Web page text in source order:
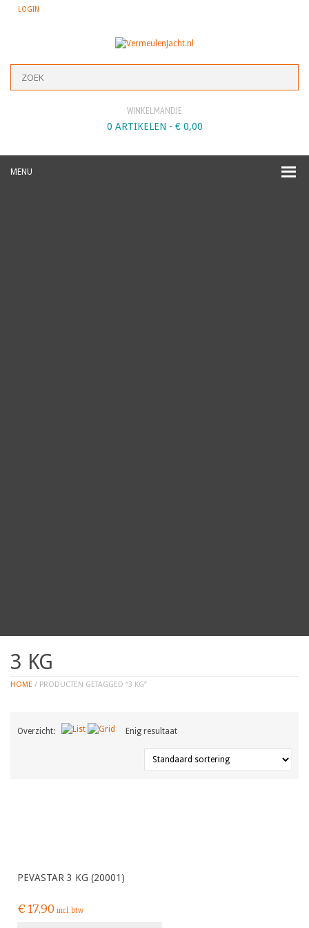
LOGIN
WINKELMANDJE
0 ARTIKELEN - €0,00
MENU
3 KG
HOME / PRODUCTEN GETAGGED “3 KG”
Overzicht: Enig resultaat
PEVASTAR 3 KG (20001)
€17,90 incl. btw